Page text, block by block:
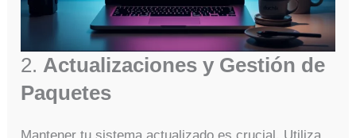
2. Actualizaciones y Gestión de
Paquetes
Mantener tu sistema actualizado es crucial. Utiliza